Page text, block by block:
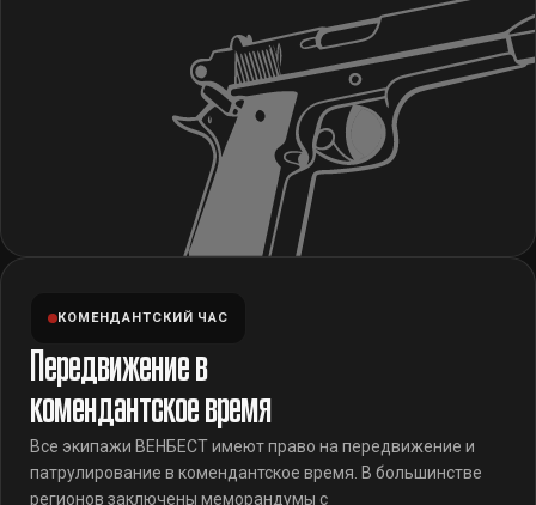
КОМЕНДАНТСКИЙ ЧАС
Передвижение в
комендантское время
Все экипажи ВЕНБЕСТ имеют право на передвижение и
патрулирование в комендантское время. В большинстве
регионов заключены меморандумы с